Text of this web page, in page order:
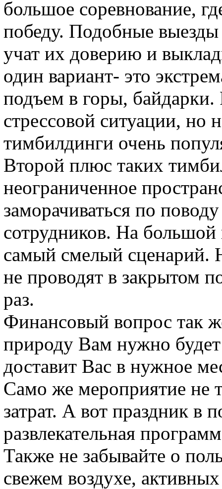
большое соревнование,
победу. Подобные выезды
учат их доверию и
один вариант- это
подъем в горы, байдарки.
стрессовой ситуации, но
тимбилдинги очень
Второй плюс таких
неограниченное
заморачиваться по
сотрудников. На
самый смелый сценарий.
не проводят в закрытом
раз.
Финансовый вопрос так
природу Вам нужно будет
доставит Вас в нужное
Само же мероприятие не
затрат. А вот праздник в
развлекательная
Также не забывайте о
свежем воздухе,